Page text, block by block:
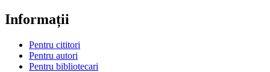
Informații
Pentru cititori
Pentru autori
Pentru bibliotecari